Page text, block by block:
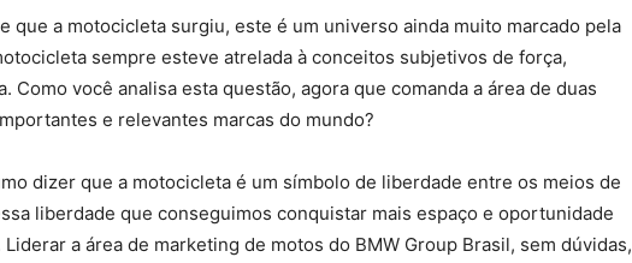
que a motocicleta surgiu, este é um universo ainda muito marcado pela
sempre esteve atrelada à conceitos subjetivos de força,
Como você analisa esta questão, agora que comanda a área de duas
e relevantes marcas do mundo?
dizer que a motocicleta é um símbolo de liberdade entre os meios de
liberdade que conseguimos conquistar mais espaço e oportunidade
a área de marketing de motos do BMW Group Brasil, sem dúvidas,